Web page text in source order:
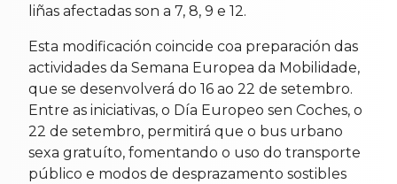
liñas afectadas son a 7, 8, 9 e 12.
Esta modificación coincide coa preparación das
actividades da Semana Europea da Mobilidade,
que se desenvolverá do 16 ao 22 de setembro.
Entre as iniciativas, o Día Europeo sen Coches, o
22 de setembro, permitirá que o bus urbano
sexa gratuíto, fomentando o uso do transporte
público e modos de desprazamento sostibles